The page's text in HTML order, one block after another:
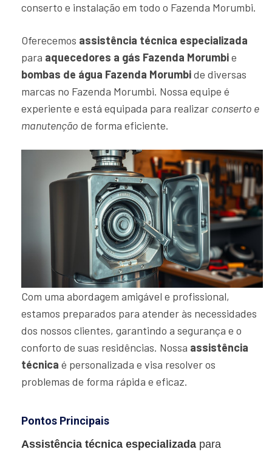
conserto e instalação em todo o Fazenda Morumbi.
Oferecemos assistência técnica especializada
para aquecedores a gás Fazenda Morumbie
bombas de água Fazenda Morumbide diversas
marcas no Fazenda Morumbi. Nossa equipe é
experiente e está equipada para realizar conserto e
manutenção de forma eficiente.
Com uma abordagem amigável e profissional,
estamos preparados para atender às necessidades
dos nossos clientes, garantindo a segurança e o
conforto de suas residências. Nossa assistência
técnica é personalizada e visa resolver os
problemas de forma rápida e eficaz.
Pontos Principais
Assistência técnica especializada para